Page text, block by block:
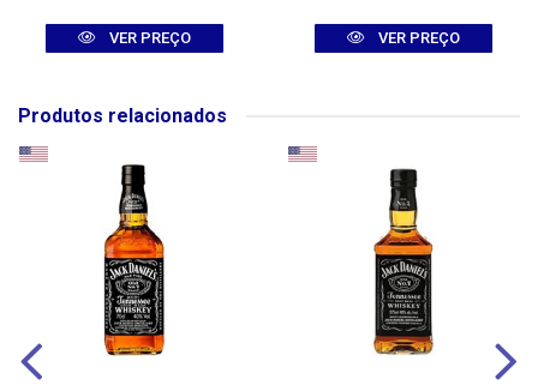
VER PREÇO VER PREÇO
Produtos relacionados